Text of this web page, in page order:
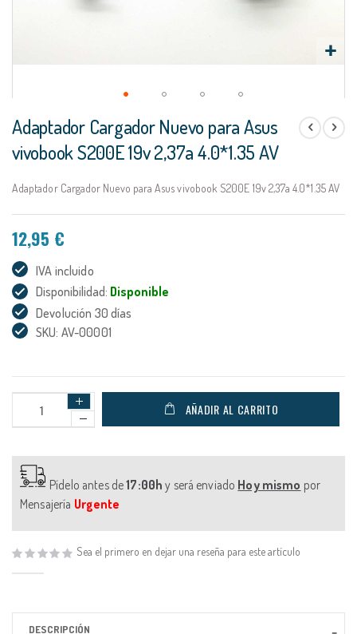
al
comienzo
de
galería
Adaptador Cargador Nuevo para Asus
vivobook S200E 19v 2,37a 4.0*1.35 AV
Adaptador Cargador Nuevo para Asus vivobook S200E 19v 2,37a 4.0*1.35 AV
12,95 €
IVA incluido
Disponibilidad: Disponible
Devolución 30 días
SKU: AV-00001
AÑADIR AL CARRITO
Pídelo antes de17:00h y será enviado Hoy mismo por
Mensajería Urgente
Sea el primero en dejar una reseña para este artículo
DESCRIPCIÓN